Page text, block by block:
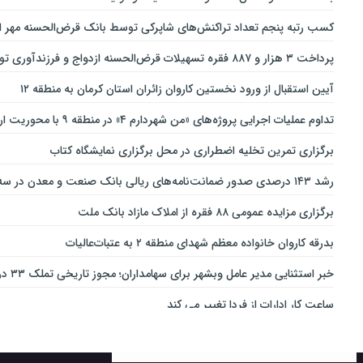
کسب رتبه پنجم تعداد تراکنش‌های شاپرکی توسط بانک قرض‌الحسنه مهر
پرداخت ۳ هزار و ۸۸۷ فقره تسهیلات قرض‌الحسنه ازدواج و فرزندآوری توسط بانک پاسارگاد تا پایان خردادماه ۱۴۰۵
آیین استقبال از ورود نخستین کاروان زائران استان کرمان به منطقه ۱۲
تداوم عملیات اجرایی پروژه‌های «من شهردارم ۴» در منطقه ۹ با محوریت ارتقای ایمنی و تسهیل تردد
برگزاری تمرین تخلیه اضطراری در محل برگزاری نمایشگاه کتاب
رشد ۱۴۳ درصدی صدور ضمانت‌نامه‌های ریالی بانک صنعت و معدن در سه‌ماهه نخست سال جاری
برگزاری مزایده عمومی ۸۸ فقره از املاک مازاد بانک ملت
بدرقه کاروان خانواده معظم شهدای منطقه ۲ به عتبات‌عالیات
خبر استثنایی مدیر عامل وبشهر برای سهامداران؛ مجوز تاریخی تملک ۳۳ درصدی بانک اقتصاد نوین اخذ شد
ساعت کار ادارات از فردا تغییر می کند